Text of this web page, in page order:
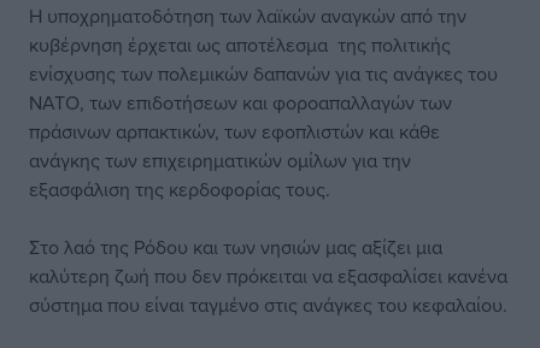
Η υποχρηματοδότηση των λαϊκών αναγκών από την
κυβέρνηση έρχεται ως αποτέλεσμα της πολιτικής
ενίσχυσης των πολεμικών δαπανών για τις ανάγκες του
ΝΑΤΟ, των επιδοτήσεων και φοροαπαλλαγών των
πράσινων αρπακτικών, των εφοπλιστών και κάθε
ανάγκης των επιχειρηματικών ομίλων για την
εξασφάλιση της κερδοφορίας τους.
Στο λαό της Ρόδου και των νησιών μας αξίζει μια
καλύτερη ζωή που δεν πρόκειται να εξασφαλίσει κανένα
σύστημα που είναι ταγμένο στις ανάγκες του κεφαλαίου.